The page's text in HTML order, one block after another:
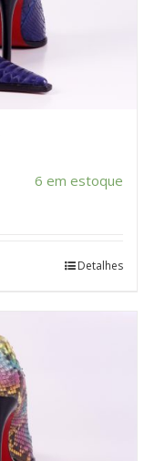
6 em estoque
Detalhes